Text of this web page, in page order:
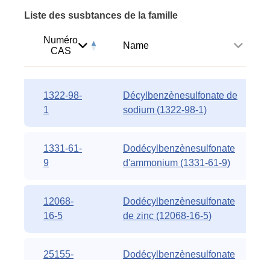
Liste des susbtances de la famille
Numéro
CAS
Name
1322-98-
1
Décylbenzènesulfonate de
sodium (1322-98-1)
1331-61-
9
Dodécylbenzènesulfonate
d'ammonium (1331-61-9)
12068-
16-5
Dodécylbenzènesulfonate
de zinc (12068-16-5)
25155-
Dodécylbenzènesulfonate